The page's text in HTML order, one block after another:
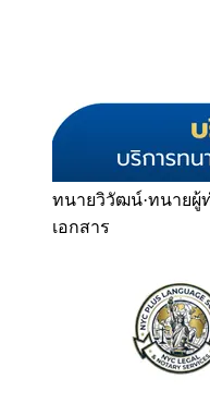
ทนายวิวัฒน์·ทนายผู้
เอกสาร